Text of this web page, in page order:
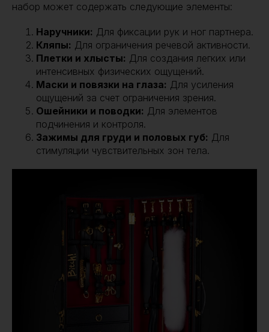
набор может содержать следующие элементы:
Наручники: Для фиксации рук и ног партнера.
Кляпы: Для ограничения речевой активности.
Плетки и хлысты: Для создания легких или
интенсивных физических ощущений.
Маски и повязки на глаза: Для усиления
ощущений за счет ограничения зрения.
Ошейники и поводки: Для элементов
подчинения и контроля.
Зажимы для груди и половых губ: Для
стимуляции чувствительных зон тела.